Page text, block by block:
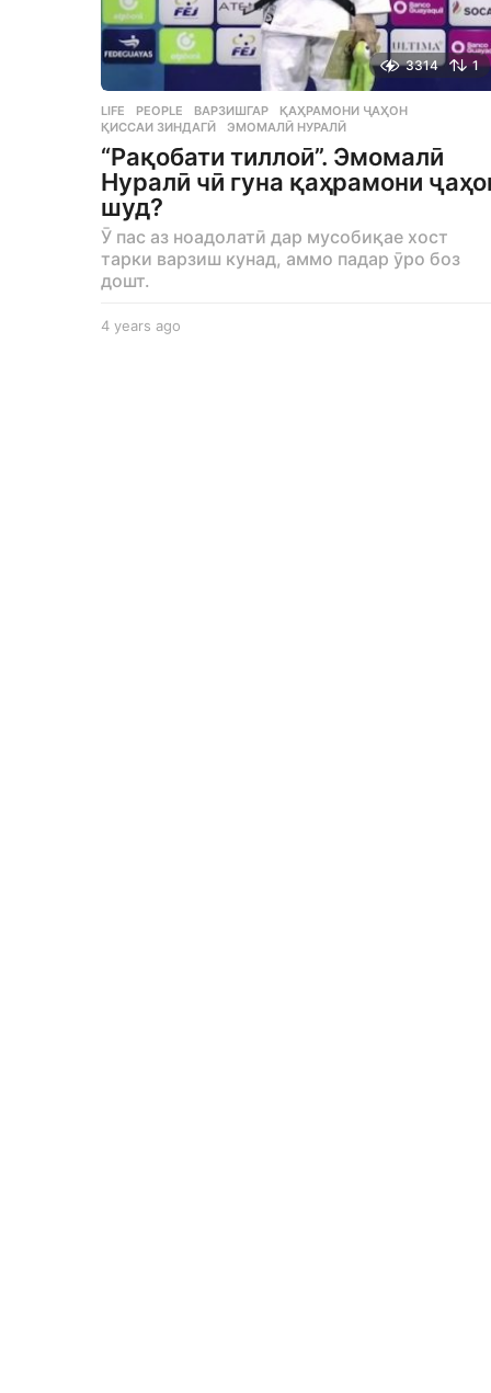
3314 1
LIFE ,PEOPLE ВАРЗИШГАР ,ҚАҲРАМОНИ ҶАҲОН
ҚИССАИ ЗИНДАГӢ
,ЭМОМАЛӢ НУРАЛӢ
“Рақобати тиллоӣ”. Эмомалӣ
Нуралӣ чӣ гуна қаҳрамони
шуд?
Ӯ пас аз ноадолатӣ дар мусобиқае хост
тарки варзиш кунад, аммо падар ӯро боз
дошт.
4 years ago